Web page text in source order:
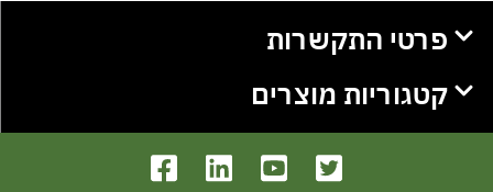
פרטי התקשרות
קטגוריות מוצרים